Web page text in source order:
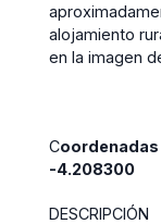
alojamiento
en la imagen
Coordenadas
-4.208300
DESCRIPCIÓN